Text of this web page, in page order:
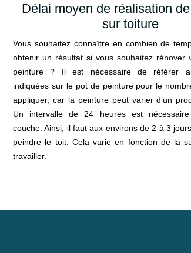
Délai moyen de réalisation
sur toiture
Vous souhaitez connaître en combien de
obtenir un résultat si vous souhaitez rénover
peinture ? Il est nécessaire de référer
indiquées sur le pot de peinture pour le
appliquer, car la peinture peut varier d’un
Un intervalle de 24 heures est
couche. Ainsi, il faut aux environs de 2 à 3
peindre le toit. Cela varie en fonction de la
travailler.